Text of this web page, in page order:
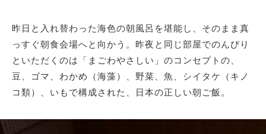
昨日と入れ替わった海色の朝風呂を堪能し、そのまま真
っすぐ朝食会場へと向かう。昨夜と同じ部屋でのんびり
といただくのは「まごわやさしい」のコンセプトの、
豆、ゴマ、わかめ（海藻）、野菜、魚、シイタケ（キノ
コ類）、いもで構成された、日本の正しい朝ご飯。